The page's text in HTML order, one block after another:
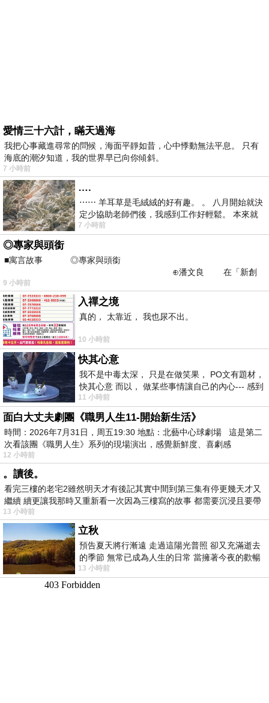
愛情三十六計，瞞天過海
我把心事藏進尋常的問候，海面平靜如昔，心中悸動無法平息。 只有
海底的潮汐知道，我的世界早已向你傾斜。
7 小時前
….
⋯⋯ 羊耳草是毛絨絨的好有趣。 。 八月開始就決
定少協助老師們後，我感到工作好輕鬆。 本來就
不是我的工作啊。 真
7 小時前
◎專家與頭銜
■寓言故事 ◎專家與頭銜
⊕潘文良 在「新創
之谷」裡——
9 小時前
入禪之境
真的， 太靠近， 我也尿不出。
10 小時前
快其心意
我不是中毒太深， 只是在做笑果， PO文有題材，
快其心意 而以， 做某些事情讓自己的內心--- 感到
愉快。
11 小時前
面白大丈夫劇團《職男人生11-開始新生活》
時間：2026年7月31日，周五19:30 地點：北藝中心球劇場 這是第二
次看該團《職男人生》系列的現場演出，感覺新鮮度、喜劇感
12 小時前
。讀後。
看完三樓的老宅2雖然明天才有後記其實中間到第三集有停更幾天才又
繼續 續更讓我那時又重新看一次因為三樓寫的故事 都需要沉浸且要帶
有
13 小時前
立秋
預告夏天將行漸遠 走過這陽光普照 卻又充滿逝去
的季節 無常已成為人生的日常 當擁著今夜的歡暢
舒心 轉眼驟成昨日 而明晨 太陽
13 小時前